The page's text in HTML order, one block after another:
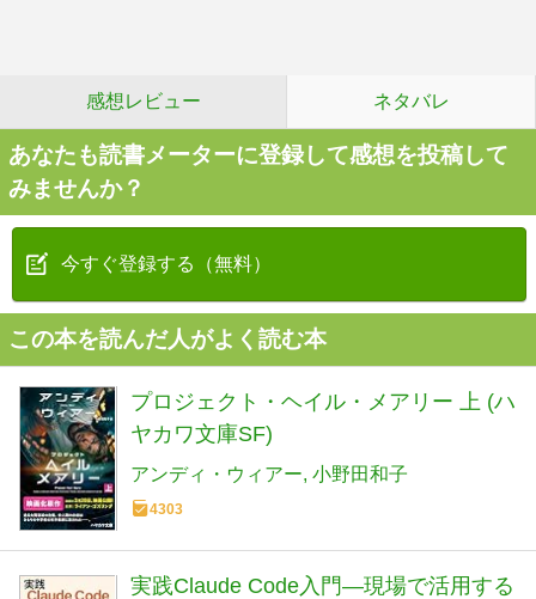
感想レビュー ネタバレ
あなたも読書メーターに登録して感想を投稿して
みませんか？
今すぐ登録する（無料）
この本を読んだ人がよく読む本
プロジェクト・ヘイル・メアリー 上 (ハ
ヤカワ文庫SF)
アンディ・ウィアー 小野田和子
4303
実践Claude Code入門―現場で活用する